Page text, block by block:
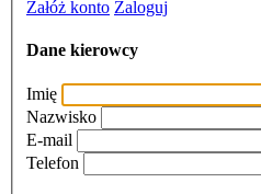
Załóż konto Zaloguj
Dane kierowcy
Imię
Nazwisko
E-mail
Telefon